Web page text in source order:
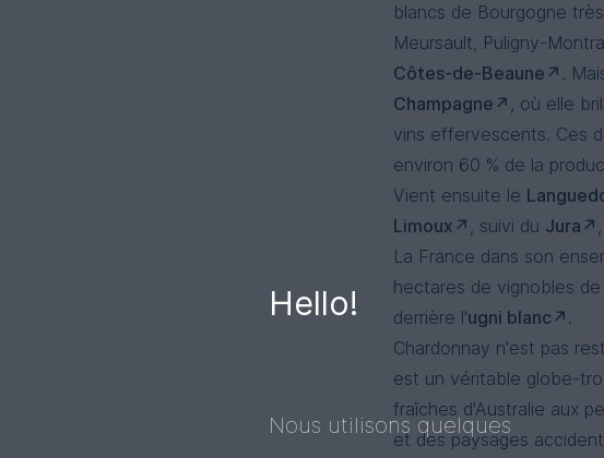
blancs de Bourgogne
Meursault, Puligny-
Côtes-de-Beaune
.
Champagne
, où elle
vins effervescents. Ces
environ 60 % de la
Vient ensuite le
Limoux
, suivi du Jura
La France dans son
hectares de vignobles
derrière l'ugni blanc
.
Chardonnay n'est pas
est un véritable globe-
fraîches d'Australie aux
et des paysages
Hello!
Nous utilisons quelques